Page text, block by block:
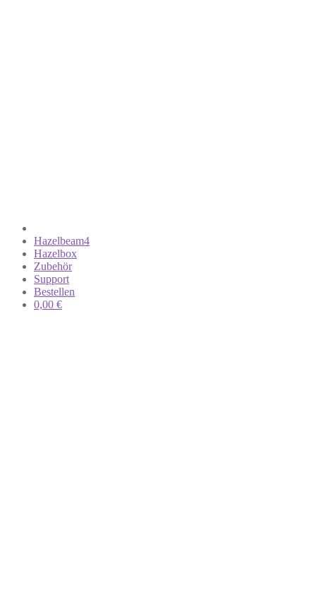
Hazelbeam4
Hazelbox
Zubehör
Support
Bestellen
0,00 €